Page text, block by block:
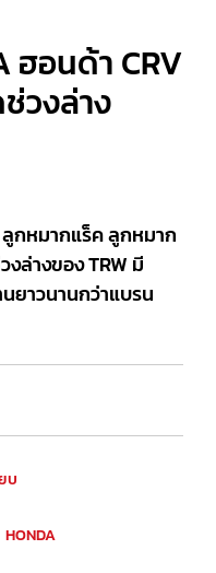
ฮอนด้า CRV
วงล่าง
กหมากแร็ค ลูกหมาก
ล่างของ TRW มี
ยาวนานกว่าแบรน
บ
HONDA